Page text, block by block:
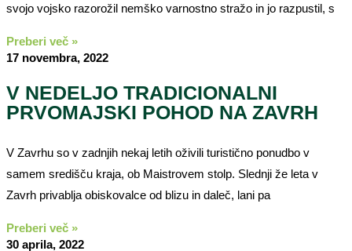
svojo vojsko razorožil nemško varnostno stražo in jo razpustil, s
Preberi več »
17 novembra, 2022
V NEDELJO TRADICIONALNI
PRVOMAJSKI POHOD NA ZAVRH
V Zavrhu so v zadnjih nekaj letih oživili turistično ponudbo v
samem središču kraja, ob Maistrovem stolp. Slednji že leta v
Zavrh privablja obiskovalce od blizu in daleč, lani pa
Preberi več »
30 aprila, 2022